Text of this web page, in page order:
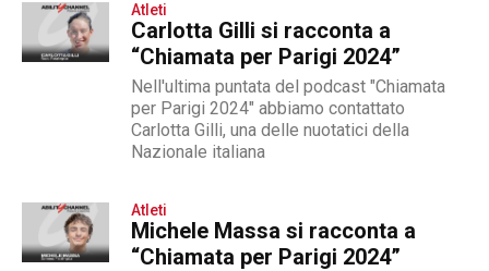
Atleti
Carlotta Gilli si racconta a
“Chiamata per Parigi 2024”
Nell'ultima puntata del podcast "Chiamata
per Parigi 2024" abbiamo contattato
Carlotta Gilli, una delle nuotatici della
Nazionale italiana
Atleti
Michele Massa si racconta a
“Chiamata per Parigi 2024”